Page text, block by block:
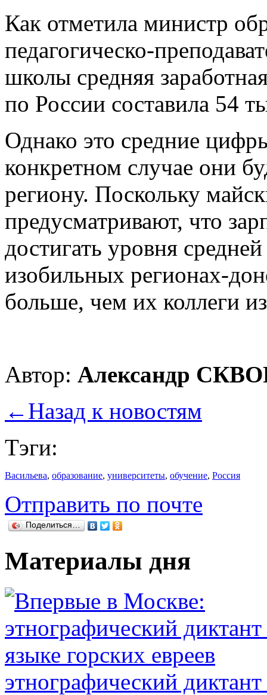
Как отметила министр
педагогическо-
школы средняя
по России составила 54
Однако это средние
конкретном случае они
региону. Поскольку
предусматривают, что
достигать уровня
изобильных регионах-
больше, чем их коллеги
Автор: Александр
← Назад к новостям
Тэги:
Васильева, образование, университеты, обучение, Россия
Отправить по почте
Поделиться…
Материалы дня
этнографический